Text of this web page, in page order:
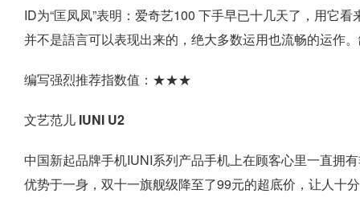
ID为“匡凤凤”表明：爱奇艺100 下手早已十几天了，用它
并不是語言可以表现出来的，绝大多数运用也流畅的运作
编写强烈推荐指数值：★★★
文艺范儿 IUNI U2
中国新起品牌手机IUNI系列产品手机上在顾客心里一直拥
优势于一身，双十一旗舰级降至了99元的超底价，让人十